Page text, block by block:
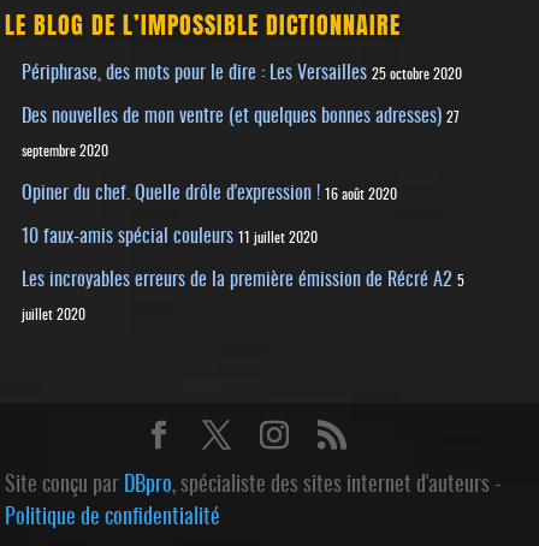
LE BLOG DE L’IMPOSSIBLE DICTIONNAIRE
Périphrase, des mots pour le dire : Les Versailles 25 octobre 2020
Des nouvelles de mon ventre (et quelques bonnes adresses) 27
septembre 2020
Opiner du chef. Quelle drôle d'expression ! 16 août 2020
10 faux-amis spécial couleurs 11 juillet 2020
Les incroyables erreurs de la première émission de Récré A2 5
juillet 2020
Site conçu par DBpro, spécialiste des sites internet d'auteurs -
Politique de confidentialité